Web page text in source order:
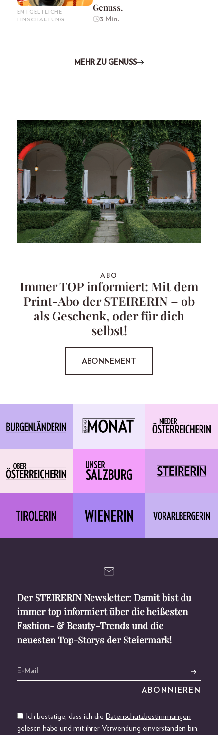
ENTGELTLICHE
EINSCHALTUNG
Genuss.
3 Min.
MEHR ZU GENUSS
ABO
Immer TOP informiert: Mit dem
Print-Abo der STEIRERIN – ob
als Geschenk, oder für dich
selbst!
ABONNEMENT
Der STEIRERIN Newsletter: Damit bist du
immer top informiert über die heißesten
Fashion- & Beauty-Trends und die
neuesten Top-Storys der Steiermark!
Ich bestätige, dass ich die Datenschutzbestimmungen
gelesen habe und mit ihrer Verwendung einverstanden bin.